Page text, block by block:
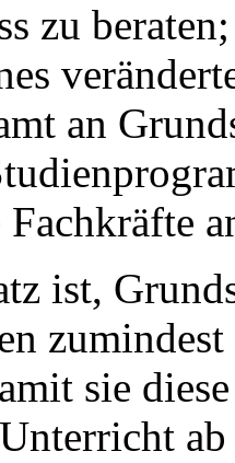
zu
an
ist,
sie